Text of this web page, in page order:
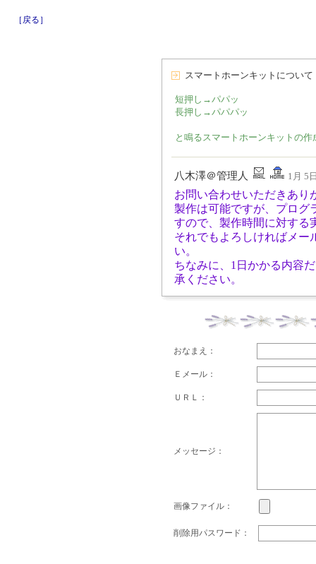
［戻る］
スマートホーンキットについて
短押し→パパッ
長押し→パパパッ
と鳴るスマートホーンキットの
八木澤＠管理人 1月 5
お問い合わせいただきあり
製作は可能ですが、プログ
すので、製作時間に対する
それでもよろしければメー
い。
ちなみに、1日かかる内容
承ください。
おなまえ：
Ｅメール：
ＵＲＬ：
メッセージ：
画像ファイル：
削除用パスワード：